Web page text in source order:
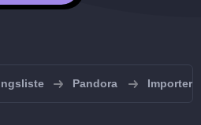
Pandora Importer